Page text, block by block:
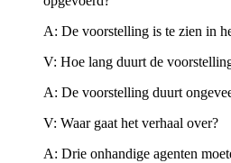
A: De voorstelling is te zien in
V: Hoe lang duurt de
A: De voorstelling duurt
V: Waar gaat het verhaal over?
A: Drie onhandige agenten